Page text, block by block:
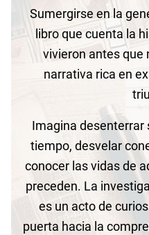
Sumergirse en la
libro que cuenta la
vivieron antes que
narrativa rica en
Imagina
tiempo, desvelar
conocer las vidas de
preceden. La
es un acto de
puerta hacia la